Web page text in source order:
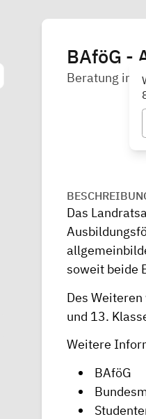
BAföG -
Beratung im
Das
soweit beide
Des
und 13.
Weitere
BAföG